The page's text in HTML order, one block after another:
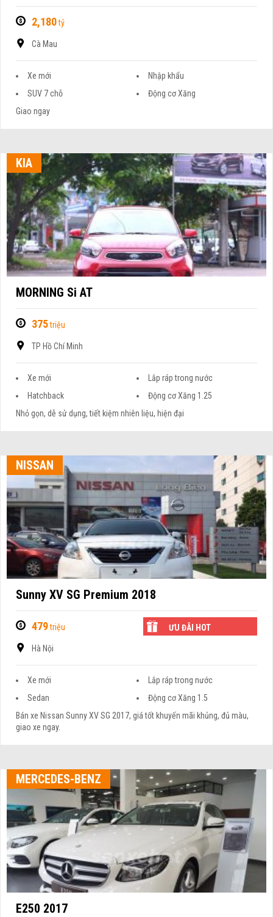
2,180tỷ
Cà Mau
Xe mới
Nhập khẩu
SUV 7 chỗ
Động cơ Xăng
Giao ngay
KIA
MORNING Si AT
375triệu
TP Hồ Chí Minh
Xe mới
Lắp ráp trong nước
Hatchback
Động cơ Xăng 1.25
Nhỏ gọn, dễ sử dụng, tiết kiệm nhiên liệu, hiện đại
NISSAN
Sunny XV SG Premium 2018
479triệu ƯU ĐÃI HOT
Hà Nội
Xe mới
Lắp ráp trong nước
Sedan
Động cơ Xăng 1.5
Bán xe Nissan Sunny XV SG 2017, giá tốt khuyến mãi khủng, đủ màu,
giao xe ngay.
MERCEDES-BENZ
E250 2017